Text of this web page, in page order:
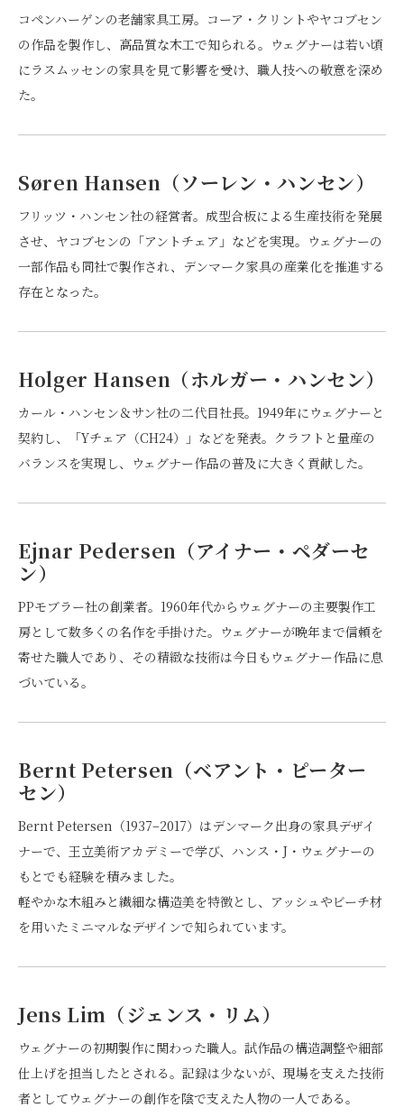
コペンハーゲンの老舗家具工房。コーア・クリントやヤコブセン
の作品を製作し、高品質な木工で知られる。ウェグナーは若い頃
にラスムッセンの家具を見て影響を受け、職人技への敬意を深め
た。
Søren Hansen（ソーレン・ハンセン）
フリッツ・ハンセン社の経営者。成型合板による生産技術を発展
させ、ヤコブセンの「アントチェア」などを実現。ウェグナーの
一部作品も同社で製作され、デンマーク家具の産業化を推進する
存在となった。
Holger Hansen（ホルガー・ハンセン）
カール・ハンセン＆サン社の二代目社長。1949年にウェグナーと
契約し、「Yチェア（CH24）」などを発表。クラフトと量産の
バランスを実現し、ウェグナー作品の普及に大きく貢献した。
Ejnar Pedersen（アイナー・ペダーセ
ン）
PPモブラー社の創業者。1960年代からウェグナーの主要製作工
房として数多くの名作を手掛けた。ウェグナーが晩年まで信頼を
寄せた職人であり、その精緻な技術は今日もウェグナー作品に息
づいている。
Bernt Petersen（ベアント・ピーター
セン）
Bernt Petersen（1937–2017）はデンマーク出身の家具デザイ
ナーで、王立美術アカデミーで学び、ハンス・J・ウェグナーの
もとでも経験を積みました。
軽やかな木組みと繊細な構造美を特徴とし、アッシュやビーチ材
を用いたミニマルなデザインで知られています。
Jens Lim（ジェンス・リム）
ウェグナーの初期製作に関わった職人。試作品の構造調整や細部
仕上げを担当したとされる。記録は少ないが、現場を支えた技術
者としてウェグナーの創作を陰で支えた人物の一人である。